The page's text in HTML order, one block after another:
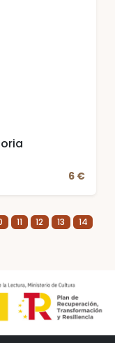
6 €
11 12 13
14